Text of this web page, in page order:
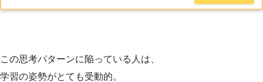
この思考パターンに陥っている人は、
学習の姿勢がとても受動的。